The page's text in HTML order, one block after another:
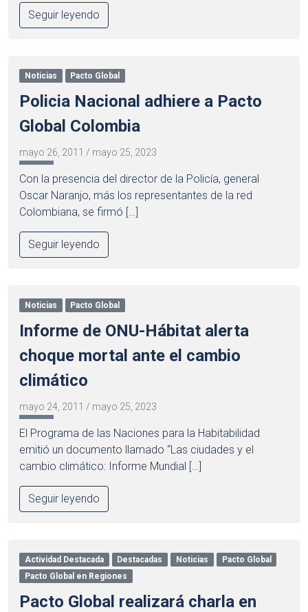
Seguir leyendo
Noticias Pacto Global
Policia Nacional adhiere a Pacto
Global Colombia
mayo 26, 2011 / mayo 25, 2023
Con la presencia del director de la Policía, general
Oscar Naranjo, más los representantes de la red
Colombiana, se firmó […]
Seguir leyendo
Noticias Pacto Global
Informe de ONU-Hábitat alerta
choque mortal ante el cambio
climático
mayo 24, 2011 / mayo 25, 2023
El Programa de las Naciones para la Habitabilidad
emitió un documento llamado “Las ciudades y el
cambio climático: Informe Mundial […]
Seguir leyendo
Actividad Destacada Destacadas Noticias
Pacto Global
Pacto Global en Regiones
Pacto Global realizará charla en